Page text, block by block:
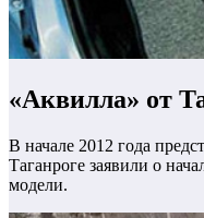
«Аквилла» от
В начале 2012 года
Таганроге заявили о
модели.